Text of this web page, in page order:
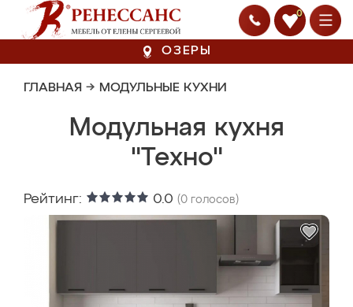
0
ОЗЕРЫ
ГЛАВНАЯ → МОДУЛЬНЫЕ КУХНИ
Модульная кухня
"Техно"
Рейтинг: 0.0 (0 голосов)